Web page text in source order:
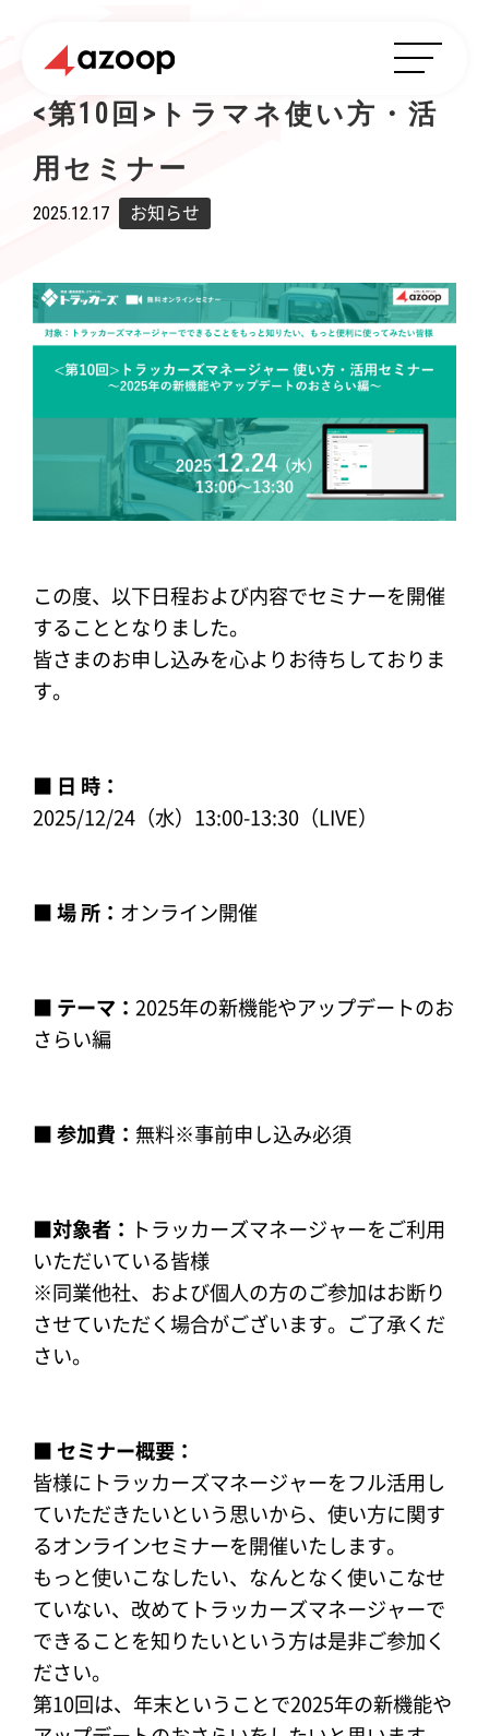
<第10回>トラマネ使い方・活
用セミナー
2025.12.17 お知らせ
この度、以下日程および内容でセミナーを開催
することとなりました。
皆さまのお申し込みを心よりお待ちしておりま
す。
■ 日 時：
2025/12/24（水）13:00-13:30（LIVE）
■ 場 所： オンライン開催
■ テーマ： 2025年の新機能やアップデートのお
さらい編
■ 参加費： 無料※事前申し込み必須
■対象者：
トラッカーズマネージャーをご利用
いただいている皆様
※同業他社、および個人の方のご参加はお断り
させていただく場合がございます。ご了承くだ
さい。
■ セミナー概要：
皆様にトラッカーズマネージャーをフル活用し
ていただきたいという思いから、使い方に関す
るオンラインセミナーを開催いたします。
もっと使いこなしたい、なんとなく使いこなせ
ていない、改めてトラッカーズマネージャーで
できることを知りたいという方は是非ご参加く
ださい。
第10回は、年末ということで2025年の新機能や